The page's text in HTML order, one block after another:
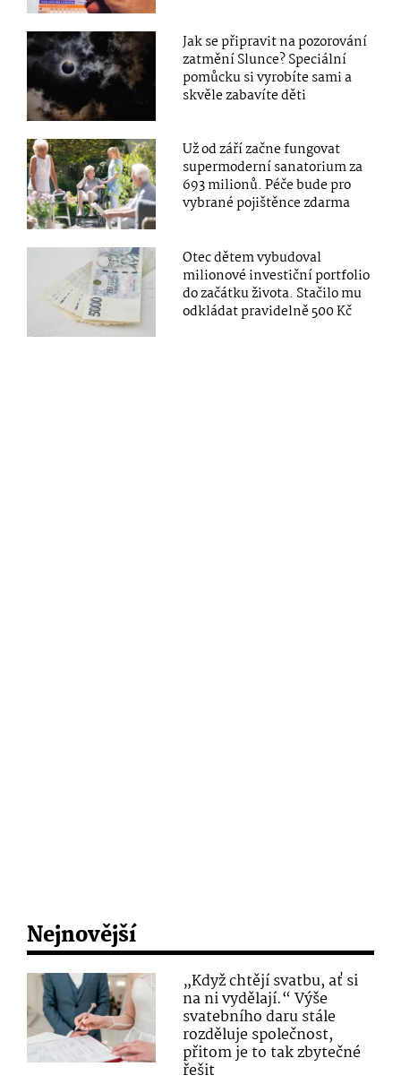
Jak se připravit na pozorování
zatmění Slunce? Speciální
pomůcku si vyrobíte sami a
skvěle zabavíte děti
Už od září začne fungovat
supermoderní sanatorium za
693 milionů. Péče bude pro
vybrané pojištěnce zdarma
Otec dětem vybudoval
milionové investiční portfolio
do začátku života. Stačilo mu
odkládat pravidelně 500 Kč
Nejnovější
„Když chtějí svatbu, ať si
na ni vydělají.“ Výše
svatebního daru stále
rozděluje společnost,
přitom je to tak zbytečné
řešit